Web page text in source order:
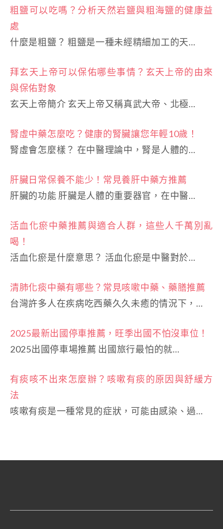
粗鹽可以吃嗎？分析天然岩鹽與粗海鹽的健康益
處
什麼是粗鹽？ 粗鹽是一種未經精細加工的天…
拜玄天上帝可以保佑哪些事情？玄天上帝的由來
與保佑對象
玄天上帝簡介 玄天上帝又稱真武大帝、北極…
腎虛中藥怎麼吃？健康的腎臟讓您年輕10歲！
腎虛會怎麼樣？ 在中醫理論中，腎是人體的…
肝臟日常保養不能少！常見養肝中藥方推薦
肝臟的功能 肝臟是人體的重要器官，在中醫…
活血化瘀中藥推薦與適合人群，這些人千萬別亂
喝！
活血化瘀是什麼意思？ 活血化瘀是中醫對於…
清肺化痰中藥有哪些？常見咳嗽中藥、藥膳推薦
台灣許多人在疾病吃西藥久久未癒的情況下，…
2025最新出國停車推薦，旺季出國不怕沒車位！
2025出國停車場推薦 出國旅行最怕的就…
有痰咳不出來怎麼辦？咳嗽有痰的原因與舒緩方
法
咳嗽有痰是一種常見的症狀，可能由感染、過…